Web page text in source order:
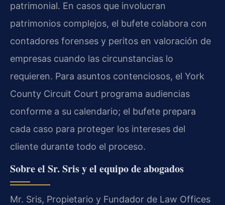
patrimonial. En casos que involucran
patrimonios complejos, el bufete colabora con
contadores forenses y peritos en valoración de
empresas cuando las circunstancias lo
requieren. Para asuntos contenciosos, el York
County Circuit Court programa audiencias
conforme a su calendario; el bufete prepara
cada caso para proteger los intereses del
cliente durante todo el proceso.
Sobre el Sr. Sris y el equipo de abogados
Mr. Sris, Propietario y Fundador de Law Offices